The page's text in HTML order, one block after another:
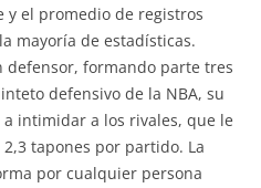
y el promedio de registros
mayoría de estadísticas.
defensor, formando parte tres
defensivo de la NBA, su
intimidar a los rivales, que le
tapones por partido. La
por cualquier persona